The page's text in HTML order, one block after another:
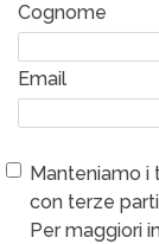
Cognome
Email
Manteniamo i
con terze
Per maggiori